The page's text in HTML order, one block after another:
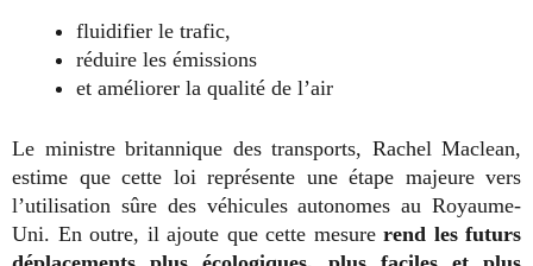
fluidifier le trafic,
réduire les émissions
et améliorer la qualité de l’air
Le ministre britannique des transports, Rachel Maclean,
estime que cette loi représente une étape majeure vers
l’utilisation sûre des véhicules autonomes au Royaume-
Uni. En outre, il ajoute que cette mesurerend les futurs